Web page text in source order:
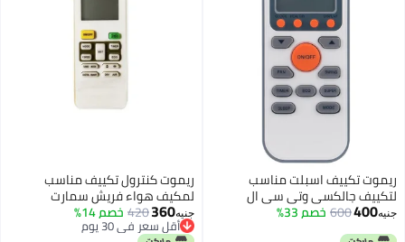
تكييف مناسب
فريش سمارت
خصم 14%